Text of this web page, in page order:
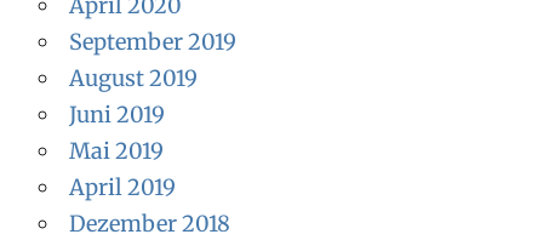
September 2019
August 2019
Juni 2019
Mai 2019
April 2019
Dezember 2018